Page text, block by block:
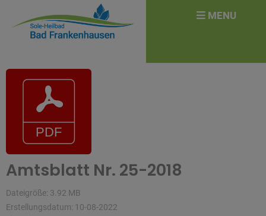
Amtsblatt Nr. 25-2018
Dateigröße: 3.92 MB
Erstellungsdatum: 10-08-2022
for: